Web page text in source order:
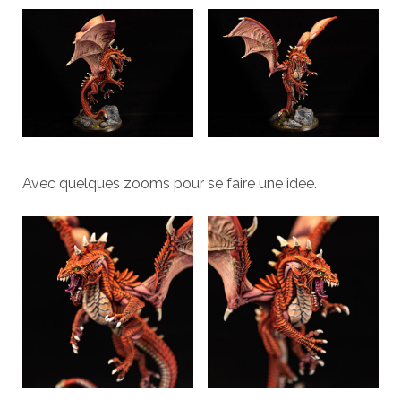
Avec quelques zooms pour se faire une idée.